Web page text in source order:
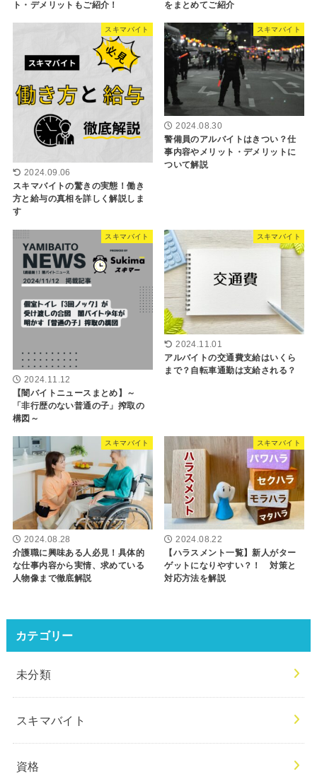
ト・デメリットもご紹介！ をまとめてご紹介
スキマバイト
2024.09.06
スキマバイトの驚きの実態！働き
方と給与の真相を詳しく解説しま
す
スキマバイト
2024.08.30
警備員のアルバイトはきつい？仕
事内容やメリット・デメリットに
ついて解説
スキマバイト
2024.11.12
【闇バイトニュースまとめ】～
「非行歴のない普通の子」搾取の
構図～
スキマバイト
2024.11.01
アルバイトの交通費支給はいくら
まで？自転車通勤は支給される？
スキマバイト
2024.08.28
介護職に興味ある人必見！具体的
な仕事内容から実情、求めている
人物像まで徹底解説
スキマバイト
2024.08.22
【ハラスメント一覧】新人がター
ゲットになりやすい？！ 対策と
対応方法を解説
カテゴリー
未分類
スキマバイト
資格